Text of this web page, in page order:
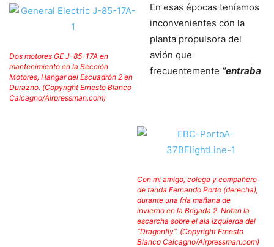
Dos motores GE J-85-17A en
mantenimiento en la Sección
Motores, Hangar del Escuadrón 2 en
Durazno. (Copyright Ernesto Blanco
Calcagno/Airpressman.com)
Con mi amigo, colega y compañero
de tanda Fernando Porto (derecha),
durante una fría mañana de
invierno en la Brigada 2. Noten la
escarcha sobre el ala izquierda del
“Dragonfly”. (Copyright Ernesto
Blanco Calcagno/Airpressman.com)
En esas épocas teníamos
inconvenientes con la
planta propulsora del
avión que
frecuentemente “entraba